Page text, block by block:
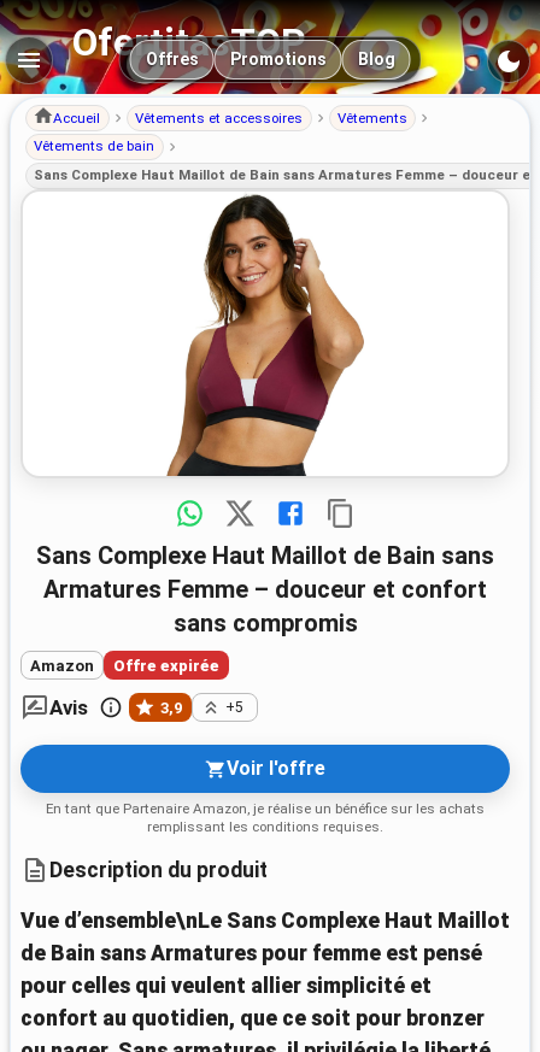
OfertitasTOP
Navigation principale
Offres Promotions Blog
Accueil Vêtements et accessoires
Vêtements
Vêtements de bain
Sans Complexe Haut Maillot de Bain sans Armatures Femme – douceur
Sans Complexe Haut Maillot de Bain sans
Armatures Femme – douceur et confort
sans compromis
Amazon Offre expirée
Avis 3,9 +5
Voir l'offre
En tant que Partenaire Amazon, je réalise un bénéfice sur les achats
remplissant les conditions requises.
Description du produit
Vue d’ensemble\nLe Sans Complexe Haut Maillot
de Bain sans Armatures pour femme est pensé
pour celles qui veulent allier simplicité et
confort au quotidien, que ce soit pour bronzer